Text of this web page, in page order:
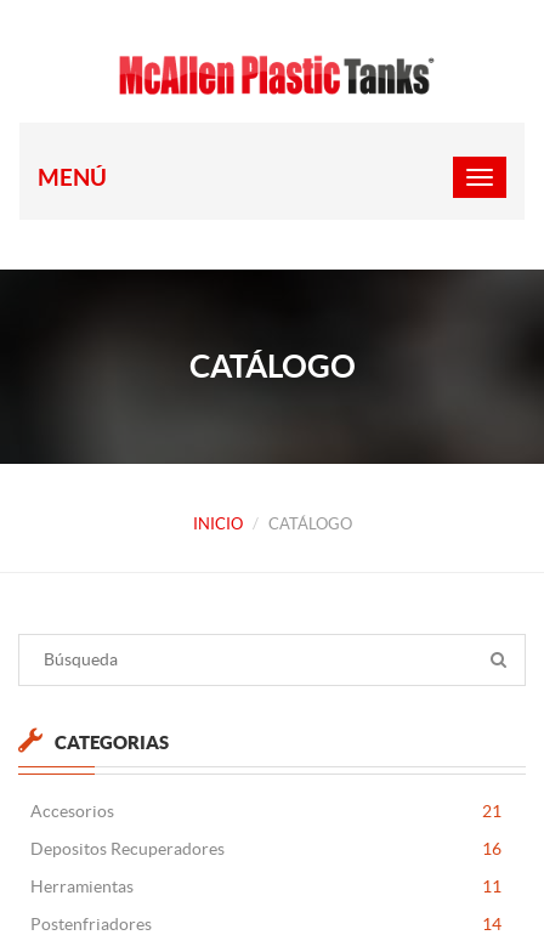
MENÚ
CATÁLOGO
INICIO CATÁLOGO
CATEGORIAS
Accesorios
21
Depositos Recuperadores
16
Herramientas
11
Postenfriadores
14